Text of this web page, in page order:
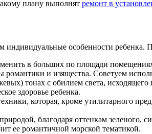
плану выполнят ремонт в
особенности ребенка.
в больших по площади
и изящества. Советуем
тонах с обилием света,
здоровье ребенка.
которая, кроме утилитарного
благодаря оттенкам зеленого,
ее романтичной морской тематикой.